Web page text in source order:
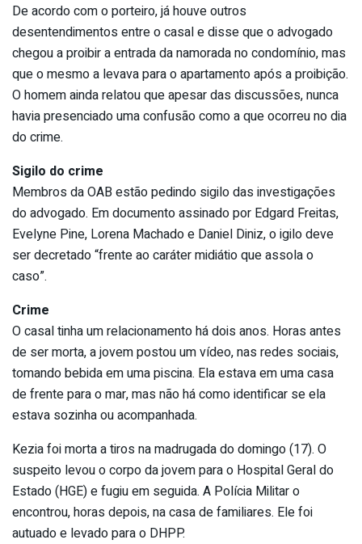
De acordo com o porteiro, já houve outros
desentendimentos entre o casal e disse que o advogado
chegou a proibir a entrada da namorada no condomínio, mas
que o mesmo a levava para o apartamento após a proibição.
O homem ainda relatou que apesar das discussões, nunca
havia presenciado uma confusão como a que ocorreu no dia
do crime.
Sigilo do crime
Membros da OAB estão pedindo sigilo das investigações
do advogado. Em documento assinado por Edgard Freitas,
Evelyne Pine, Lorena Machado e Daniel Diniz, o igilo deve
ser decretado “frente ao caráter midiátio que assola o
caso”.
Crime
O casal tinha um relacionamento há dois anos. Horas antes
de ser morta, a jovem postou um vídeo, nas redes sociais,
tomando bebida em uma piscina. Ela estava em uma casa
de frente para o mar, mas não há como identificar se ela
estava sozinha ou acompanhada.
Kezia foi morta a tiros na madrugada do domingo (17). O
suspeito levou o corpo da jovem para o Hospital Geral do
Estado (HGE) e fugiu em seguida. A Polícia Militar o
encontrou, horas depois, na casa de familiares. Ele foi
autuado e levado para o DHPP.